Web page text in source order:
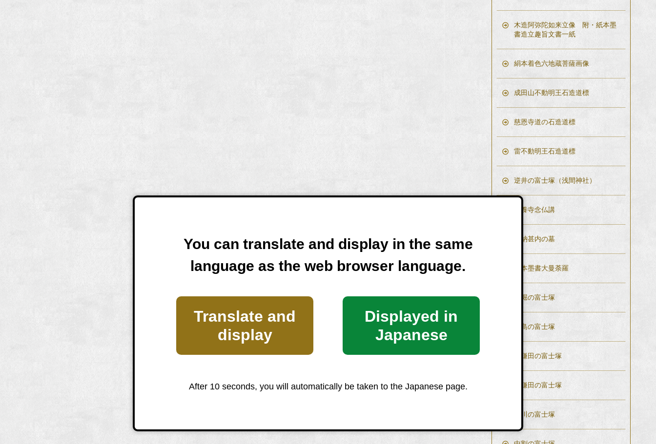
You can translate and display in the same
language as the web browser language.
Translate and
display
Displayed in
Japanese
After 10 seconds, you will automatically be taken to the Japanese page.
木造阿弥陀如来立像 附・紙本墨
書造立趣旨文書一紙
絹本着色六地蔵菩薩画像
成田山不動明王石造道標
慈恩寺道の石造道標
雷不動明王石造道標
逆井の富士塚（浅間神社）
安養寺念仏講
加納甚内の墓
紙本墨書大曼荼羅
船堀の富士塚
長島の富士塚
下鎌田の富士塚
上鎌田の富士塚
桑川の富士塚